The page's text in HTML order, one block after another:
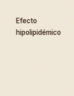
Efecto
hipolipidémico